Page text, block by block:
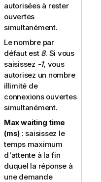
autorisées à rester
ouvertes
simultanément.
Le nombre par
défaut est 8. Si vous
saisissez -1, vous
autorisez un nombre
illimité de
connexions ouvertes
simultanément.
Max waiting time
(ms) : saisissez le
temps maximum
d'attente à la fin
duquel la réponse à
une demande